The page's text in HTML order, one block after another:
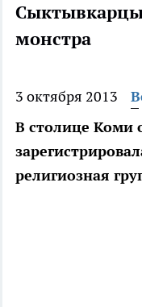
Сыктывкарцы
монстра
3 октября 2013
В столице Коми
религиозная